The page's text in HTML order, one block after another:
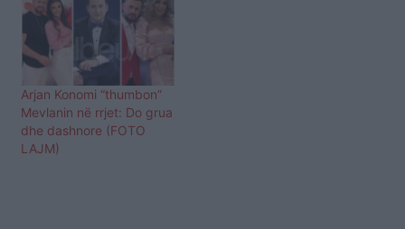
Arjan Konomi “thumbon”
Mevlanin në rrjet: Do grua
dhe dashnore (FOTO
LAJM)